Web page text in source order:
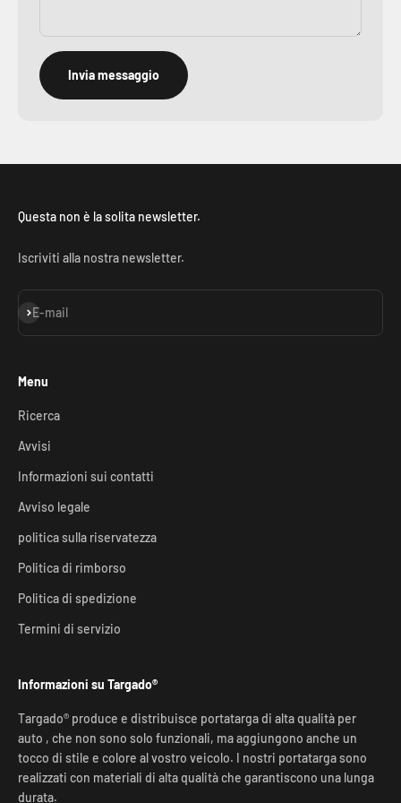
Invia messaggio
Questa non è la solita newsletter.
Iscriviti alla nostra newsletter.
E-mail
Iscriviti alla newsletter
Menu
Ricerca
Avvisi
Informazioni sui contatti
Avviso legale
politica sulla riservatezza
Politica di rimborso
Politica di spedizione
Termini di servizio
Informazioni su Targado®
Targado® produce e distribuisce portatarga di alta qualità per
auto , che non sono solo funzionali, ma aggiungono anche un
tocco di stile e colore al vostro veicolo. I nostri portatarga sono
realizzati con materiali di alta qualità che garantiscono una lunga
durata.